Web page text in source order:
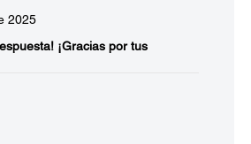
2025
¡Gracias por tus